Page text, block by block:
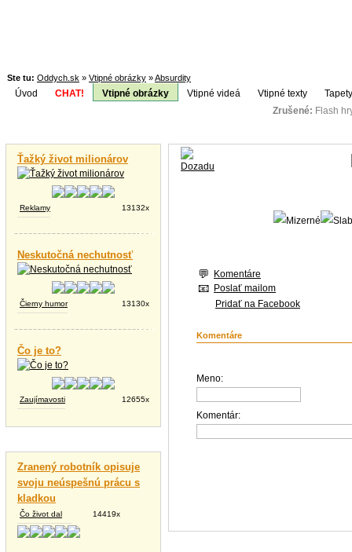
Ste tu: Oddych.sk » Vtipné obrázky »Absurdity
Úvod CHAT! Vtipné obrázky Vtipné videá Vtipné texty
Zrušené: Flash
Ťažký život milionárov
Reklamy 13132x
Neskutočná nechutnosť
Čierny humor 13130x
Čo je to?
Zaujímavosti 12655x
Zranený robotník opisuje
svoju neúspešnú prácu s
kladkou
Čo život dal 14419x
Komentáre
Poslať mailom
Pridať na Facebook
Komentáre
Meno:
Komentár: